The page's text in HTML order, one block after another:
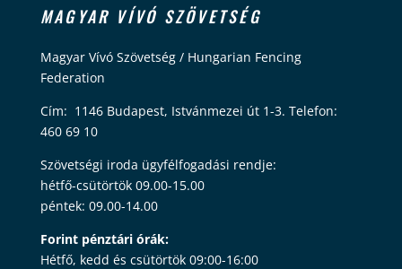
MAGYAR VÍVÓ SZÖVETSÉG
Magyar Vívó Szövetség / Hungarian Fencing
Federation
Cím: 1146 Budapest, Istvánmezei út 1-3. Telefon:
460 69 10
Szövetségi iroda ügyfélfogadási rendje:
hétfő-csütörtök 09.00-15.00
péntek: 09.00-14.00
Forint pénztári órák:
Hétfő, kedd és csütörtök 09:00-16:00